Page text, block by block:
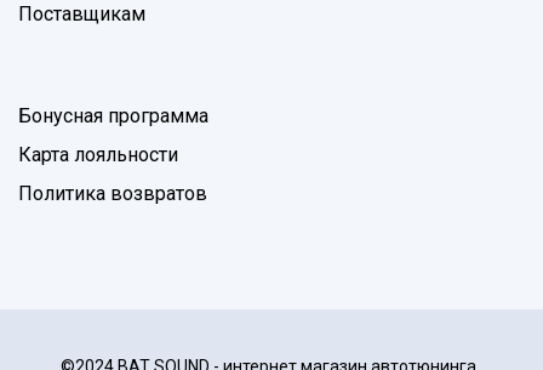
Поставщикам
Бонусная программа
Карта лояльности
Политика возвратов